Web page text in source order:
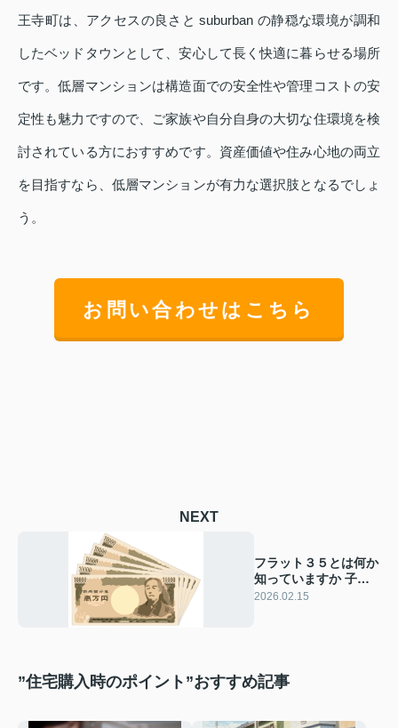
王寺町は、アクセスの良さと suburban の静穏な環境が調和
したベッドタウンとして、安心して長く快適に暮らせる場所
です。低層マンションは構造面での安全性や管理コストの安
定性も魅力ですので、ご家族や自分自身の大切な住環境を検
討されている方におすすめです。資産価値や住み心地の両立
を目指すなら、低層マンションが有力な選択肢となるでしょ
う。
お問い合わせはこちら
NEXT
フラット３５とは何か
知っていますか 子育
てプラスや地域連携型
2026.02.15
”住宅購入時のポイント”おすすめ記事